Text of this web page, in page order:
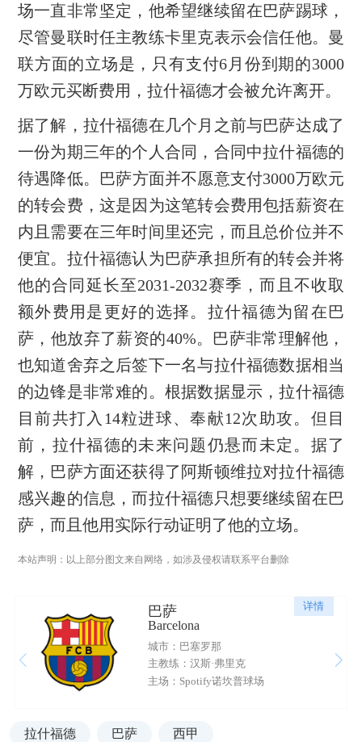
场一直非常坚定，他希望继续留在巴萨踢球，
尽管曼联时任主教练卡里克表示会信任他。曼
联方面的立场是，只有支付6月份到期的3000
万欧元买断费用，拉什福德才会被允许离开。
据了解，拉什福德在几个月之前与巴萨达成了
一份为期三年的个人合同，合同中拉什福德的
待遇降低。巴萨方面并不愿意支付3000万欧元
的转会费，这是因为这笔转会费用包括薪资在
内且需要在三年时间里还完，而且总价位并不
便宜。拉什福德认为巴萨承担所有的转会并将
他的合同延长至2031-2032赛季，而且不收取
额外费用是更好的选择。拉什福德为留在巴
萨，他放弃了薪资的40%。巴萨非常理解他，
也知道舍弃之后签下一名与拉什福德数据相当
的边锋是非常难的。根据数据显示，拉什福德
目前共打入14粒进球、奉献12次助攻。但目
前，拉什福德的未来问题仍悬而未定。据了
解，巴萨方面还获得了阿斯顿维拉对拉什福德
感兴趣的信息，而拉什福德只想要继续留在巴
萨，而且他用实际行动证明了他的立场。
本站声明：以上部分图文来自网络，如涉及侵权请联系平台删除
详情
巴萨
Barcelona
城市：巴塞罗那
主教练：汉斯·弗里克
主场：Spotify诺坎普球场
拉什福德 巴萨 西甲